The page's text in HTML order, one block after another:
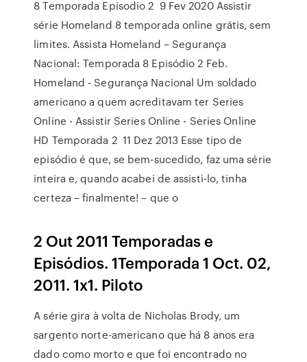
8 Temporada Episodio 2 9 Fev 2020 Assistir
série Homeland 8 temporada online grátis, sem
limites. Assista Homeland – Segurança
Nacional: Temporada 8 Episódio 2 Feb.
Homeland - Segurança Nacional Um soldado
americano a quem acreditavam ter Series
Online - Assistir Series Online - Series Online
HD Temporada 2 11 Dez 2013 Esse tipo de
episódio é que, se bem-sucedido, faz uma série
inteira e, quando acabei de assisti-lo, tinha
certeza – finalmente! – que o
2 Out 2011 Temporadas e
Episódios. 1Temporada 1 Oct. 02,
2011. 1x1. Piloto
A série gira à volta de Nicholas Brody, um
sargento norte-americano que há 8 anos era
dado como morto e que foi encontrado no